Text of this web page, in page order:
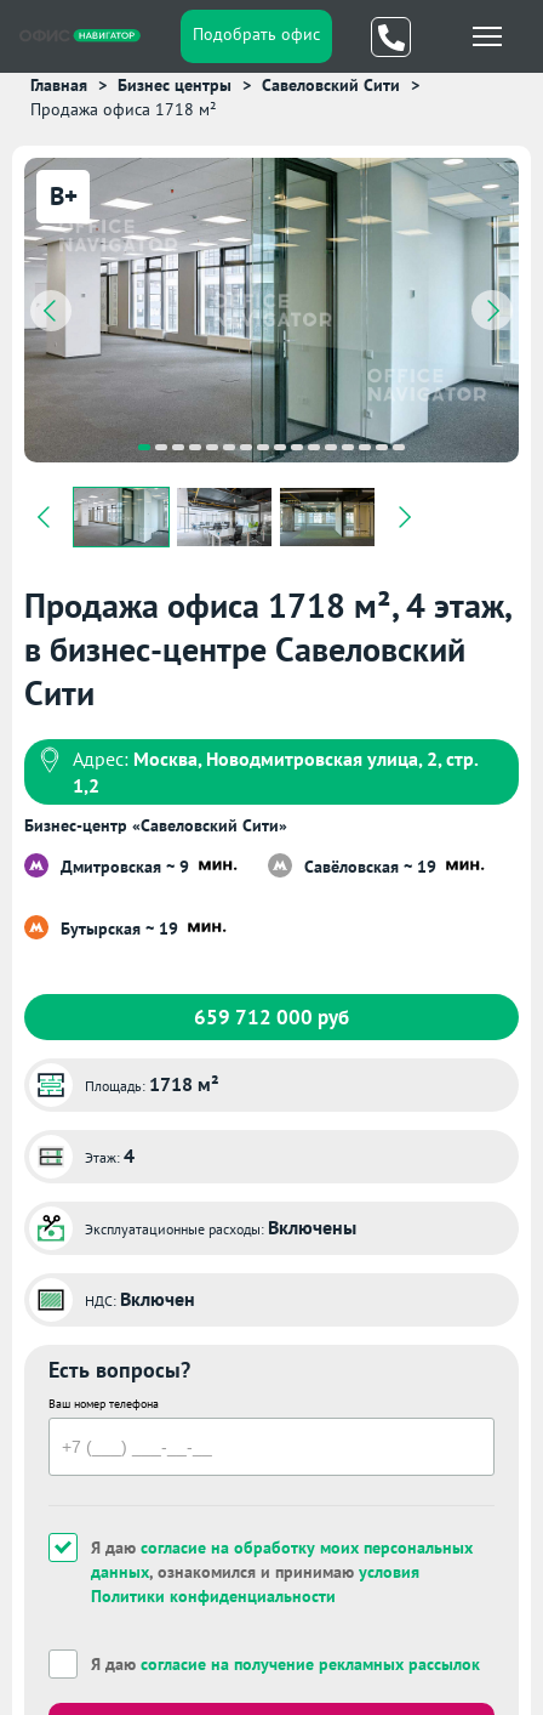
Подобрать офис
Главная Бизнес центры
Савеловский Сити
Продажа офиса 1718 м²
B+
Продажа офиса 1718 м², 4 этаж,
в бизнес-центре Савеловский
Сити
Адрес: Москва, Новодмитровская улица, 2, стр.
1,2
Бизнес-центр «Савеловский Сити»
Дмитровская ~ 9
Савёловская ~ 19
Бутырская ~ 19
659 712 000 руб
Площадь: 1718 м²
Этаж: 4
Эксплуатационные расходы: Включены
НДС: Включен
Есть вопросы?
Ваш номер телефона
Я даю согласие на обработку моих персональных
данных, ознакомился и принимаю условия
Политики конфиденциальности
Я даю согласие на получение рекламных рассылок